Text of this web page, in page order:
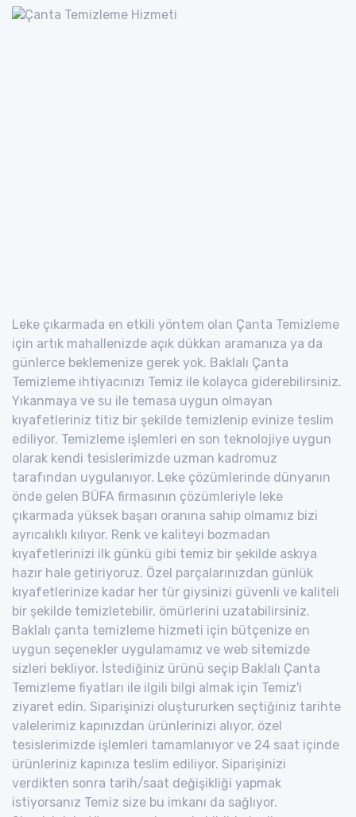
Leke çıkarmada en etkili yöntem olan Çanta Temizleme
için artık mahallenizde açık dükkan aramanıza ya da
günlerce beklemenize gerek yok. Baklalı Çanta
Temizleme ihtiyacınızı Temiz ile kolayca giderebilirsiniz.
Yıkanmaya ve su ile temasa uygun olmayan
kıyafetleriniz titiz bir şekilde temizlenip evinize teslim
ediliyor. Temizleme işlemleri en son teknolojiye uygun
olarak kendi tesislerimizde uzman kadromuz
tarafından uygulanıyor. Leke çözümlerinde dünyanın
önde gelen BÜFA firmasının çözümleriyle leke
çıkarmada yüksek başarı oranına sahip olmamız bizi
ayrıcalıklı kılıyor. Renk ve kaliteyi bozmadan
kıyafetlerinizi ilk günkü gibi temiz bir şekilde askıya
hazır hale getiriyoruz. Özel parçalarınızdan günlük
kıyafetlerinize kadar her tür giysinizi güvenli ve kaliteli
bir şekilde temizletebilir, ömürlerini uzatabilirsiniz.
Baklalı çanta temizleme hizmeti için bütçenize en
uygun seçenekler uygulamamız ve web sitemizde
sizleri bekliyor. İstediğiniz ürünü seçip Baklalı Çanta
Temizleme fiyatları ile ilgili bilgi almak için Temiz'i
ziyaret edin. Siparişinizi oluştururken seçtiğiniz tarihte
valelerimiz kapınızdan ürünlerinizi alıyor, özel
tesislerimizde işlemleri tamamlanıyor ve 24 saat içinde
ürünleriniz kapınıza teslim ediliyor. Siparişinizi
verdikten sonra tarih/saat değişikliği yapmak
istiyorsanız Temiz size bu imkanı da sağlıyor.